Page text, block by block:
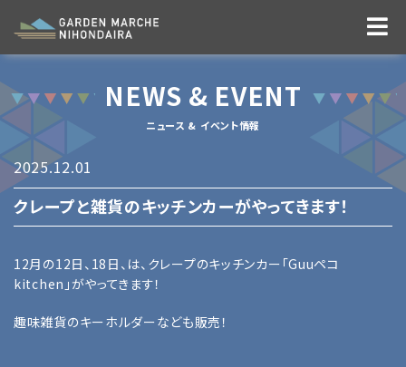
NEWS & EVENT
ニュース & イベント情報
2025.12.01
クレープと雑貨のキッチンカーがやってきます！
12月の12日、18日、は、クレープのキッチンカー「Guuペコ
kitchen」がやってきます！
趣味雑貨のキーホルダーなども販売！